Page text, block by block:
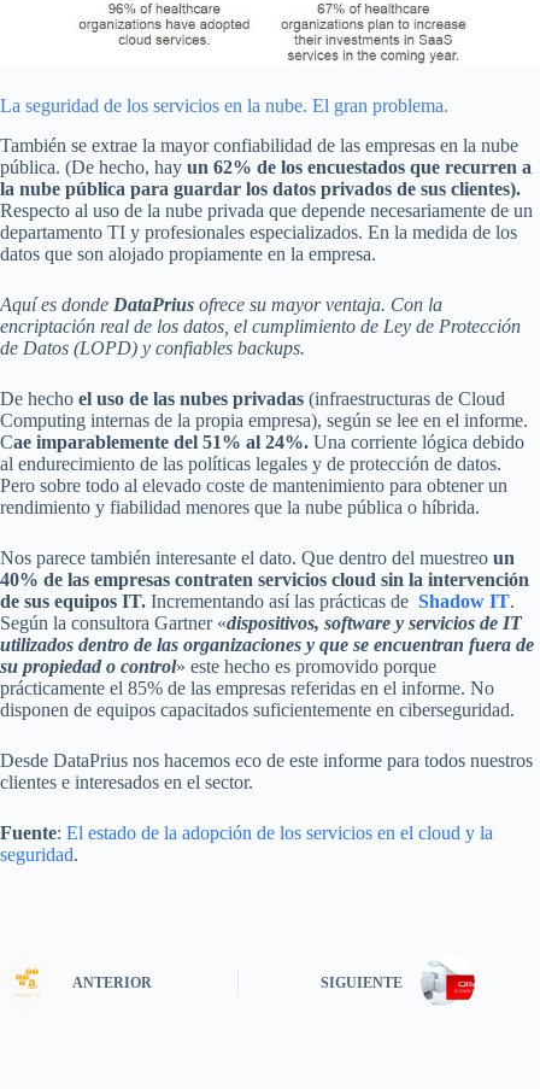
La seguridad de los servicios en la nube. El gran problema.
También se extrae la mayor confiabilidad de las empresas en la nube
pública. (De hecho, hay un 62% de los encuestados que recurren a
la nube pública para guardar los datos privados de sus clientes).
Respecto al uso de la nube privada que depende necesariamente de un
departamento TI y profesionales especializados. En la medida de los
datos que son alojado propiamente en la empresa.
Aquí es donde DataPrius ofrece su mayor ventaja. Con la
encriptación real de los datos, el cumplimiento de Ley de Protección
de Datos (LOPD) y confiables backups.
De hecho el uso de las nubes privadas (infraestructuras de Cloud
Computing internas de la propia empresa), según se lee en el informe.
Cae imparablemente del 51% al 24%. Una corriente lógica debido
al endurecimiento de las políticas legales y de protección de datos.
Pero sobre todo al elevado coste de mantenimiento para obtener un
rendimiento y fiabilidad menores que la nube pública o híbrida.
Nos parece también interesante el dato. Que dentro del muestreo un
40% de las empresas contraten servicios cloud sin la intervención
de sus equipos IT. Incrementando así las prácticas de Shadow IT.
Según la consultora Gartner «dispositivos, software y servicios de IT
utilizados dentro de las organizaciones y que se encuentran fuera de
su propiedad o control» este hecho es promovido porque
prácticamente el 85% de las empresas referidas en el informe. No
disponen de equipos capacitados suficientemente en ciberseguridad.
Desde DataPrius nos hacemos eco de este informe para todos nuestros
clientes e interesados en el sector.
Fuente: El estado de la adopción de los servicios en el cloud y la
seguridad.
ANTERIOR SIGUIENTE